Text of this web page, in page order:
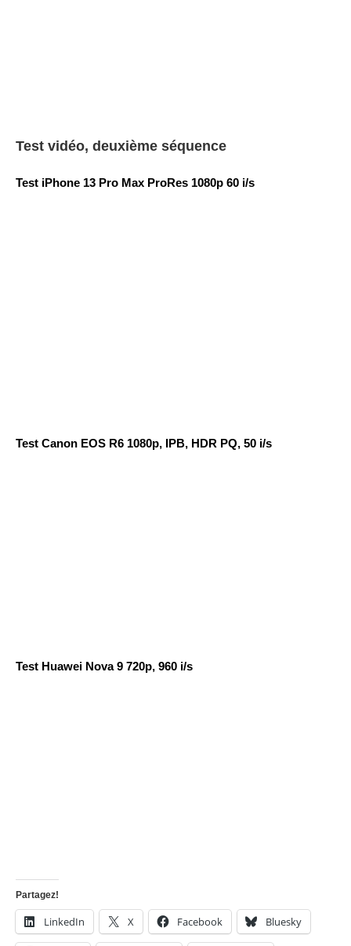
Test vidéo, deuxième séquence
Test iPhone 13 Pro Max ProRes 1080p 60 i/s
Test Canon EOS R6 1080p, IPB, HDR PQ, 50 i/s
Test Huawei Nova 9 720p, 960 i/s
Partagez!
LinkedIn X Facebook Bluesky